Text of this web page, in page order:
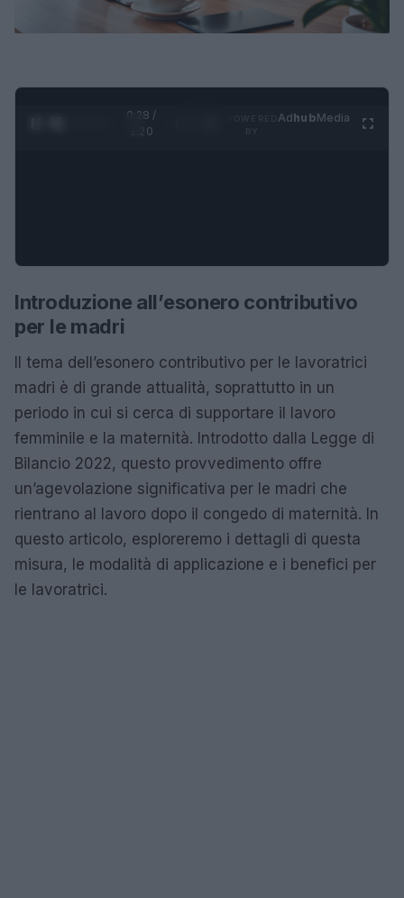
0:28 /
1:20
AdhubMedia
Introduzione all’esonero contributivo
per le madri
Il tema dell’esonero contributivo per le lavoratrici
madri è di grande attualità, soprattutto in un
periodo in cui si cerca di supportare il lavoro
femminile e la maternità. Introdotto dalla Legge di
Bilancio 2022, questo provvedimento offre
un’agevolazione significativa per le madri che
rientrano al lavoro dopo il congedo di maternità. In
questo articolo, esploreremo i dettagli di questa
misura, le modalità di applicazione e i benefici per
le lavoratrici.